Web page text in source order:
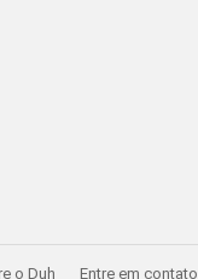
o Duh Entre em contato